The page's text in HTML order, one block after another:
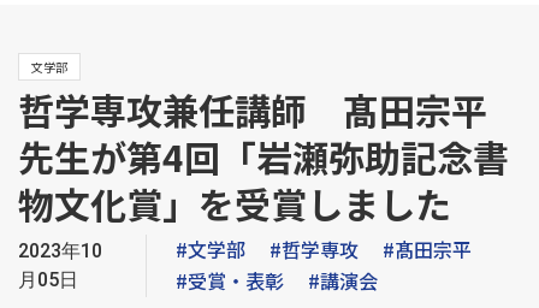
文学部
哲学専攻兼任講師 髙田宗平
先生が第4回「岩瀬弥助記念書
物文化賞」を受賞しました
2023年10
月05日
#文学部 #哲学専攻
#髙田宗平
#受賞・表彰
#講演会